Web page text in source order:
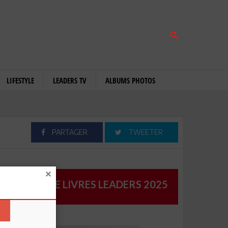
LIFESTYLE LEADERS TV ALBUMS PHOTOS
PARTAGER TWEETER
CATALOGUE LIVRES LEADERS 2025